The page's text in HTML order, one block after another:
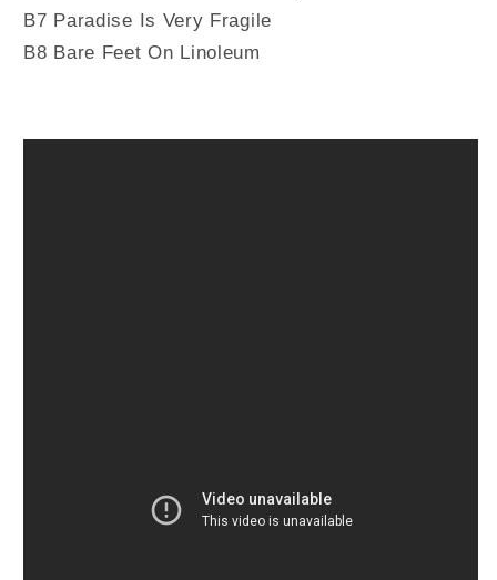
B7 Paradise Is Very Fragile
B8 Bare Feet On Linoleum